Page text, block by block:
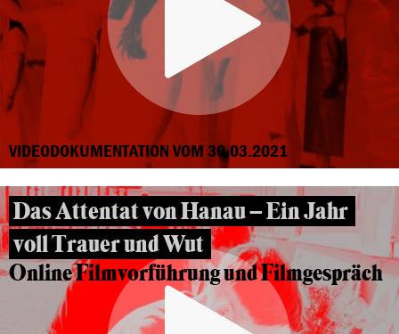
VIDEODOKUMENTATION VOM 30.03.2021
Das Attentat von Hanau – Ein Jahr
voll Trauer und Wut
Online Filmvorführung und Filmgespräch